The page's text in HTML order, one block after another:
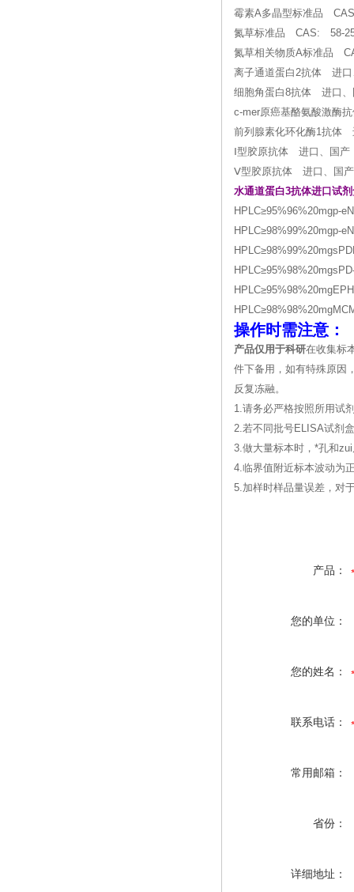
霉素A多晶型标准品
氮草标准品 CAS: 58-
氮草相关物质A标准品
离子通道蛋白2抗体 进口
细胞角蛋白8抗体 进口、
c-mer原癌基酪氨酸激酶
前列腺素化环化酶1抗体
Ⅰ型胶原抗体 进口、国产
Ⅴ型胶原抗体 进口、国产
水通道蛋白3抗体进口试
HPLC≥95%96%20mgp-
HPLC≥98%99%20mgp-
操作时需注意：
产品仅用于科研在收集标
件下备用，如有特殊原因
反复冻融。
1.请务必严格按照所用试
2.若不同批号ELISA试剂
3.做大量标本时，*孔和
4.临界值附近标本波动为
5.加样时样品量误差，对
产品：
您的单位：
您的姓名：
联系电话：
常用邮箱：
省份：
详细地址：